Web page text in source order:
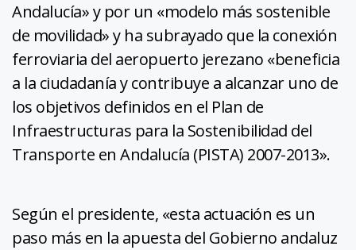
Andalucía» y por un «modelo más sostenible
de movilidad» y ha subrayado que la conexión
ferroviaria del aeropuerto jerezano «beneficia
a la ciudadanía y contribuye a alcanzar uno de
los objetivos definidos en el Plan de
Infraestructuras para la Sostenibilidad del
Transporte en Andalucía (PISTA) 2007-2013».
Según el presidente, «esta actuación es un
paso más en la apuesta del Gobierno andaluz